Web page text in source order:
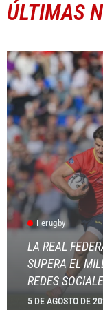
ÚLTIMAS
Ferugby
LA REAL
SUPERA EL
REDES
5 DE AGOSTO DE